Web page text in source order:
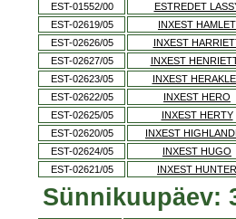
EST-01552/00
ESTREDET
EST-02619/05
INXEST HAMLET
EST-02626/05
INXEST
EST-02627/05
INXEST
EST-02623/05
INXEST
EST-02622/05
INXEST HERO
EST-02625/05
INXEST HERTY
EST-02620/05
INXEST
EST-02624/05
INXEST HUGO
EST-02621/05
INXEST HUNTER
Sünnikuupäev: